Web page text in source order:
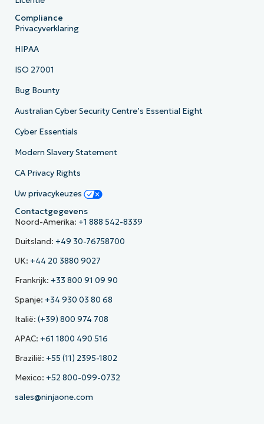
Compliance
Privacyverklaring
HIPAA
ISO 27001
Bug Bounty
Australian Cyber Security Centre’s Essential Eight
Cyber Essentials
Modern Slavery Statement
CA Privacy Rights
Uw privacykeuzes
Contactgegevens
Noord-Amerika: +1 888 542-8339
Duitsland: +49 30-76758700
UK: +44 20 3880 9027
Frankrijk: +33 800 91 09 90
Spanje: +34 930 03 80 68
Italië: (+39) 800 974 708
APAC: +61 1800 490 516
Brazilië: +55 (11) 2395-1802
Mexico: +52 800-099-0732
sales@ninjaone.com